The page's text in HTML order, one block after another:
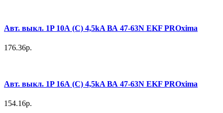
Авт. выкл. 1P 10А (C) 4,5kA ВА 47-63N EKF PROxima
176.36р.
Авт. выкл. 1P 16А (C) 4,5kA ВА 47-63N EKF PROxima
154.16р.